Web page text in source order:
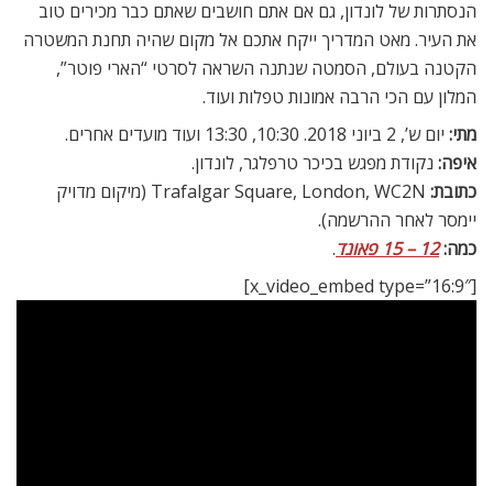
הנסתרות של לונדון, גם אם אתם חושבים שאתם כבר מכירים טוב
את העיר. מאט המדריך ייקח אתכם אל מקום שהיה תחנת המשטרה
הקטנה בעולם, הסמטה שנתנה השראה לסרטי “הארי פוטר”,
המלון עם הכי הרבה אמונות טפלות ועוד.
מתי: יום ש’, 2 ביוני 2018. 10:30, 13:30 ועוד מועדים אחרים.
איפה: נקודת מפגש בכיכר טרפלגר, לונדון.
כתובת:
Trafalgar Square, London, WC2N (מיקום מדויק
יימסר לאחר ההרשמה).
כמה:12 – 15 פאונד
.
[x_video_embed type=”16:9″]